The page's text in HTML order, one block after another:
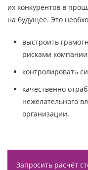
их конкурентов в
на будущее. Это
выстроить
рисками
контролировать
качественно
нежелательного
организации.
Запросить расчёт